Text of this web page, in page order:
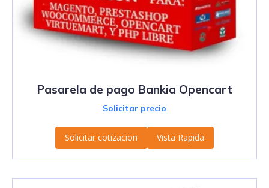
Pasarela de pago Bankia Opencart
Solicitar precio
Solicitar cotizacion Vista Rapida